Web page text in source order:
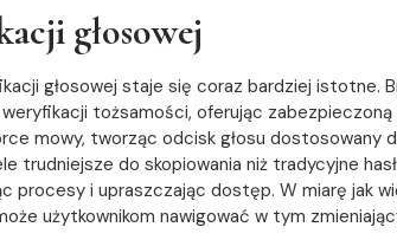
głosowej
głosowej staje się coraz bardziej istotne.
tożsamości, oferując
mowy, tworząc odcisk głosu dostosowany
trudniejsze do skopiowania niż tradycyjne
procesy i upraszczając dostęp. W miarę jak
użytkownikom nawigować w tym